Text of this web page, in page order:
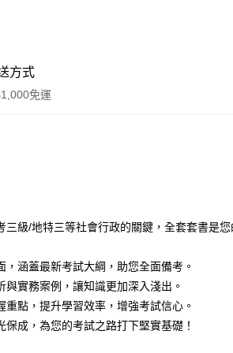
方式
免運
款
三級/地特三等社會行政的關鍵，全套套書是
，涵蓋最新考試大綱，助您全面備考。
與實務案例，讓知識更加深入淺出。
重點，提升學習效率，增強考試信心。
保成，為您的考試之路打下堅實基礎！